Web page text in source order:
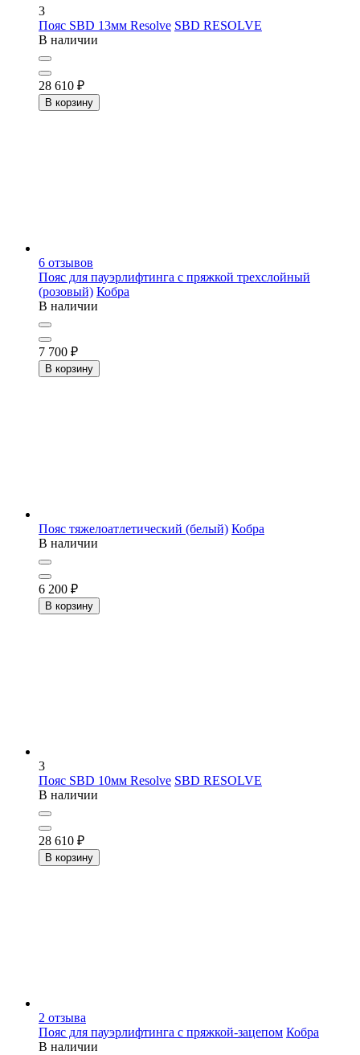
3
Пояс SBD 13мм Resolve SBD RESOLVE
В наличии
28 610 ₽
В корзину
6 отзывов
Пояс для пауэрлифтинга с пряжкой трехслойный
(розовый) Кобра
В наличии
7 700 ₽
В корзину
Пояс тяжелоатлетический (белый) Кобра
В наличии
6 200 ₽
В корзину
3
Пояс SBD 10мм Resolve SBD RESOLVE
В наличии
28 610 ₽
В корзину
2 отзыва
Пояс для пауэрлифтинга с пряжкой-зацепом Кобра
В наличии